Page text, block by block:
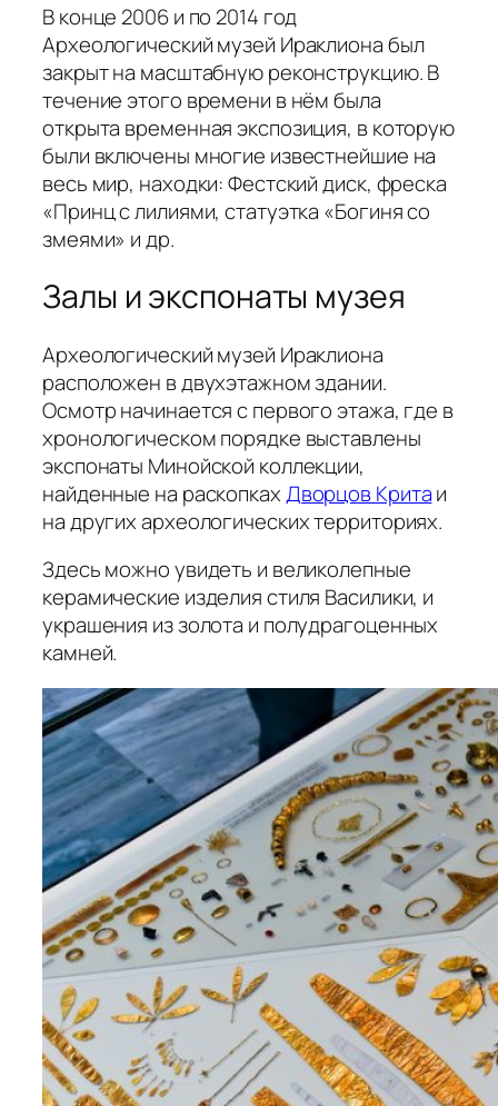
В конце 2006 и по 2014 год
Археологический музей Ираклиона был
закрыт на масштабную реконструкцию. В
течение этого времени в нём была
открыта временная экспозиция, в которую
были включены многие известнейшие на
весь мир, находки: Фестский диск, фреска
«Принц с лилиями, статуэтка «Богиня со
змеями» и др.
Залы и экспонаты музея
Археологический музей Ираклиона
расположен в двухэтажном здании.
Осмотр начинается с первого этажа, где в
хронологическом порядке выставлены
экспонаты Минойской коллекции,
найденные на раскопкахДворцов Критаи
на других археологических территориях.
Здесь можно увидеть и великолепные
керамические изделия стиля Василики, и
украшения из золота и полудрагоценных
камней.